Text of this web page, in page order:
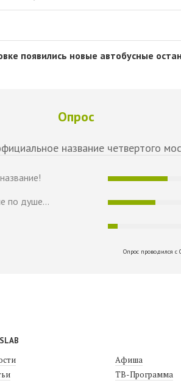
появились новые автобусные
Опрос
название четвертого
по душе...
Опрос проводился с
Афиша
ТВ-Программа